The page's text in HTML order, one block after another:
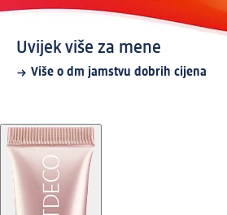
Uvijek više za mene
Više o dm jamstvu dobrih cijena